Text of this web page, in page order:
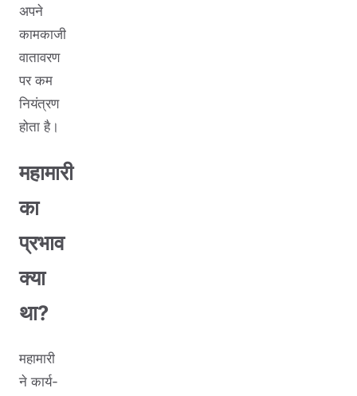
अपने
कामकाजी
वातावरण
पर कम
नियंत्रण
होता है।
महामारी
का
प्रभाव
क्या
था?
महामारी
ने कार्य-